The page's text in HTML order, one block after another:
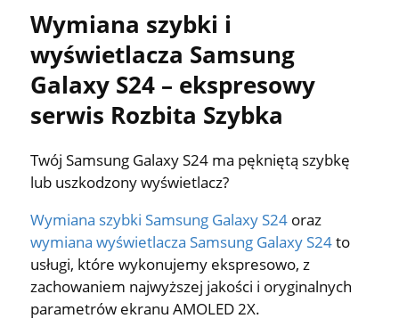
Wymiana szybki i
wyświetlacza Samsung
Galaxy S24 – ekspresowy
serwis Rozbita Szybka
Twój Samsung Galaxy S24 ma pękniętą szybkę
lub uszkodzony wyświetlacz?
Wymiana szybki Samsung Galaxy S24 oraz
wymiana wyświetlacza Samsung Galaxy S24to
usługi, które wykonujemy ekspresowo, z
zachowaniem najwyższej jakości i oryginalnych
parametrów ekranu AMOLED 2X.